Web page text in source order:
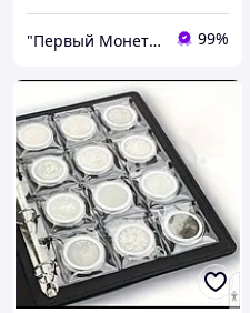
"Первый Монетный" Интернет-магазин 99%